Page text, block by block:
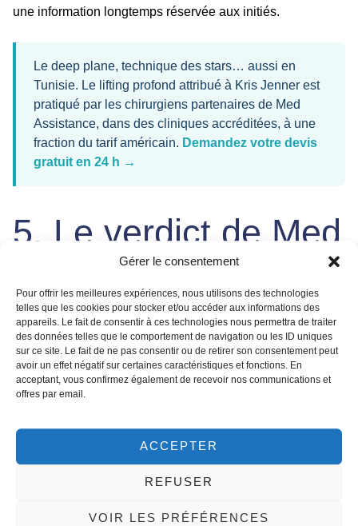
Gérer le consentement
Pour offrir les meilleures expériences, nous utilisons des technologies
telles que les cookies pour stocker et/ou accéder aux informations des
appareils. Le fait de consentir à ces technologies nous permettra de traiter
des données telles que le comportement de navigation ou les ID uniques
sur ce site. Le fait de ne pas consentir ou de retirer son consentement peut
avoir un effet négatif sur certaines caractéristiques et fonctions. En
acceptant, vous confirmez également de recevoir nos communications et
offres par email.
ACCEPTER
REFUSER
VOIR LES PRÉFÉRENCES
une information longtemps réservée aux initiés.
Le deep plane, technique des stars… aussi en
Tunisie. Le lifting profond attribué à Kris Jenner est
pratiqué par les chirurgiens partenaires de Med
Assistance, dans des cliniques accréditées, à une
fraction du tarif américain. Demandez votre devis
gratuit en 24 h →
5. Le verdict de Med
Assistance
Pour une fois, pas d’enquête à mener :les deux
intéressées ont confirmé elles-mêmesavoir eu recours au
bistouri. Denise Richards l’a détaillé procédure par
procédure ; Kris Jenner a assumé en défendant son
avant/après » que lechangement de discours: en 2026, la
chirurgie esthétique se raconte, se compare, se choisit en
connaissance de cause. Une bonne nouvelle pour les
patientes, qui peuvent enfin poser les bonnes questions —